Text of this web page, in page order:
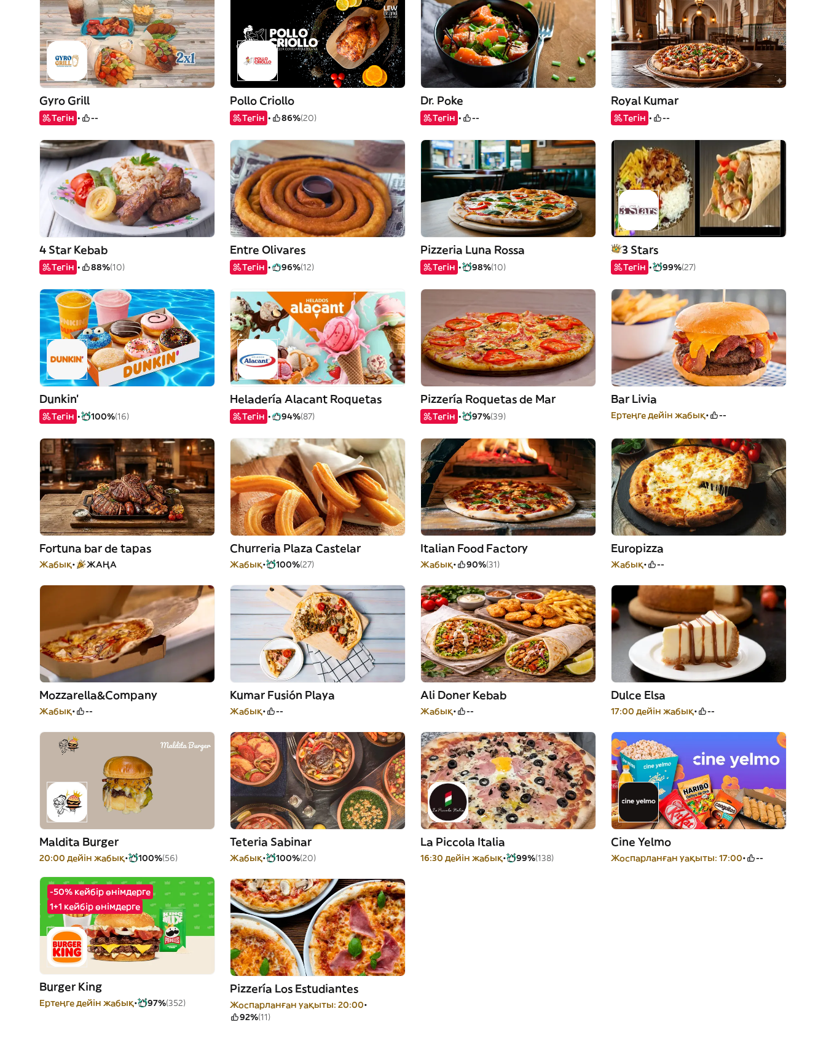
Gyro Grill
Тегін --
Pollo Criollo
Тегін 86%(20)
Dr. Poke
Тегін --
Royal Kumar
Тегін --
4 Star Kebab
Тегін 88%(10)
Entre Olivares
Тегін 96%(12)
Pizzeria Luna Rossa
Тегін 98%(10)
3 Stars
Тегін 99%(27)
Dunkin'
Тегін 100%(16)
Heladería Alacant Roquetas
Тегін 94%(87)
Pizzería Roquetas de Mar
Тегін 97%(39)
Bar Livia
Ертеңге дейін жабық --
Fortuna bar de tapas
Жабық ЖАҢА
Churreria Plaza Castelar
Жабық 100%(27)
Italian Food Factory
Жабық 90%(31)
Europizza
Жабық --
Mozzarella&Company
Жабық --
Kumar Fusión Playa
Жабық --
Ali Doner Kebab
Жабық --
Dulce Elsa
17:00 дейін жабық --
Maldita Burger
20:00 дейін жабық 100%(56)
Teteria Sabinar
Жабық 100%(20)
La Piccola Italia
16:30 дейін жабық 99%(138)
Cine Yelmo
Жоспарланған уақыты: 17:00 --
-50% кейбір өнімдерге
1+1 кейбір өнімдерге
Burger King
Ертеңге дейін жабық 97%(352)
Pizzería Los Estudiantes
Жоспарланған уақыты: 20:00
92%(11)